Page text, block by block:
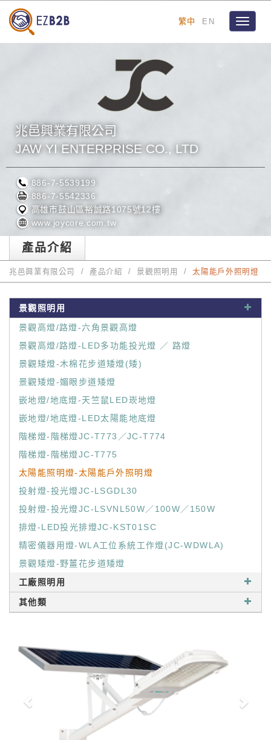
繁中 EN
Toggle
兆邑興業有限公司
JAW YI ENTERPRISE CO., LTD
886-7-5539199
886-7-5542336
高雄市鼓山區裕誠路1075號12樓
www.joycore.com.tw
產品介紹
兆邑興業有限公司 產品介紹 景觀照明用 太陽能戶外照明燈
景觀照明用
景觀高燈/路燈-六角景觀高燈
景觀高燈/路燈-LED多功能投光燈 ／ 路燈
景觀矮燈-木棉花步道矮燈(矮)
景觀矮燈-媚眼步道矮燈
嵌地燈/地底燈-天竺鼠LED崁地燈
嵌地燈/地底燈-LED太陽能地底燈
階梯燈-階梯燈JC-T773／JC-T774
階梯燈-階梯燈JC-T775
太陽能照明燈-太陽能戶外照明燈
投射燈-投光燈JC-LSGDL30
投射燈-投光燈JC-LSVNL50W／100W／150W
排燈-LED投光排燈JC-KST01SC
精密儀器用燈-WLA工位系統工作燈(JC-WDWLA)
景觀矮燈-野薑花步道矮燈
工廠照明用
其他類